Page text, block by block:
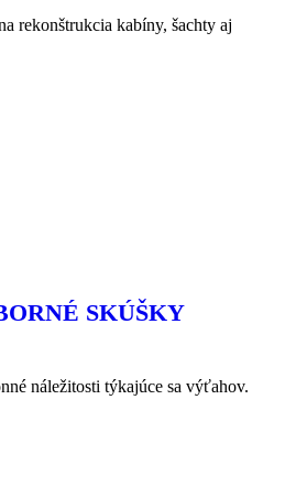
rekonštrukcia kabíny, šachty aj
SKÚŠKY
náležitosti týkajúce sa výťahov.